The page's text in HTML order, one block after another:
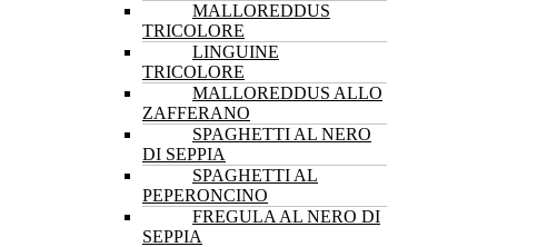
MALLOREDDUS
TRICOLORE
LINGUINE
TRICOLORE
MALLOREDDUS ALLO
ZAFFERANO
SPAGHETTI AL NERO
DI SEPPIA
SPAGHETTI AL
PEPERONCINO
FREGULA AL NERO DI
SEPPIA